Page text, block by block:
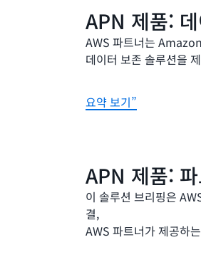
APN 제품:
AWS 파트너는
데이터 보존 솔루션을
요약 보기”
APN 제품:
이 솔루션 브리핑은
결,
AWS 파트너가 제공하